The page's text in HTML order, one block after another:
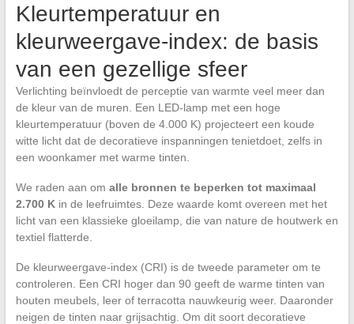
Kleurtemperatuur en
kleurweergave-index: de basis
van een gezellige sfeer
Verlichting beïnvloedt de perceptie van warmte veel meer dan
de kleur van de muren. Een LED-lamp met een hoge
kleurtemperatuur (boven de 4.000 K) projecteert een koude
witte licht dat de decoratieve inspanningen tenietdoet, zelfs in
een woonkamer met warme tinten.
We raden aan om alle bronnen te beperken tot maximaal
2.700 Kin de leefruimtes. Deze waarde komt overeen met het
licht van een klassieke gloeilamp, die van nature de houtwerk en
textiel flatterde.
De kleurweergave-index (CRI) is de tweede parameter om te
controleren. Een CRI hoger dan 90 geeft de warme tinten van
houten meubels, leer of terracotta nauwkeurig weer. Daaronder
neigen de tinten naar grijsachtig. Om dit soort decoratieve